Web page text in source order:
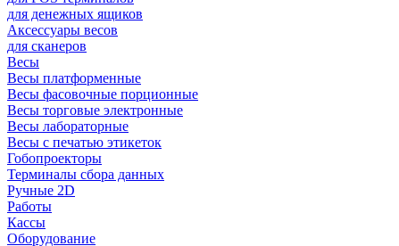
для денежных ящиков
Аксессуары весов
для сканеров
Весы
Весы платформенные
Весы фасовочные порционные
Весы торговые электронные
Весы лабораторные
Весы с печатью этикеток
Гобопроекторы
Терминалы сбора данных
Ручные 2D
Работы
Кассы
Оборудование